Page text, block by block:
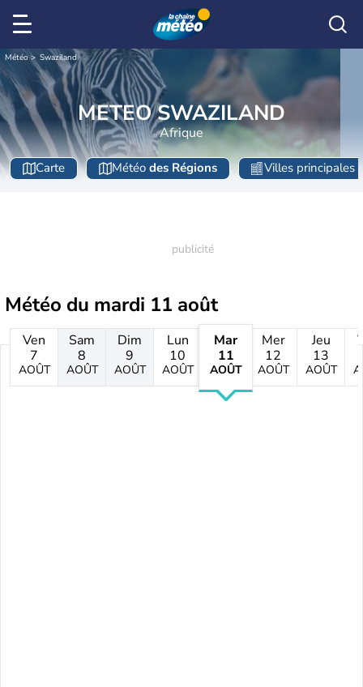
Météo Swaziland
METEO SWAZILAND
Afrique
Carte Météo des Régions Villes principales
Météo du mardi 11 août
Ven
7
AOÛT
Sam
8
AOÛT
Dim
9
AOÛT
Lun
10
AOÛT
Mar
11
AOÛT
Mer
12
AOÛT
Jeu
13
AOÛT